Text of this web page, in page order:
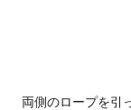
両側のロープを引